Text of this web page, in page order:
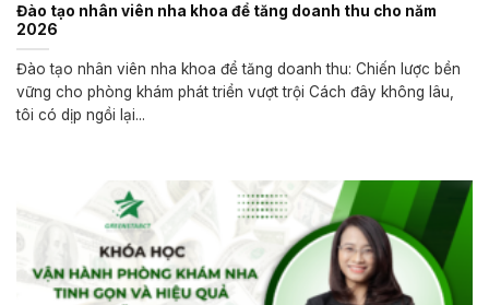
Đào tạo nhân viên nha khoa để tăng doanh thu cho năm
2026
Đào tạo nhân viên nha khoa để tăng doanh thu: Chiến lược bền
vững cho phòng khám phát triển vượt trội Cách đây không lâu,
tôi có dịp ngồi lại...